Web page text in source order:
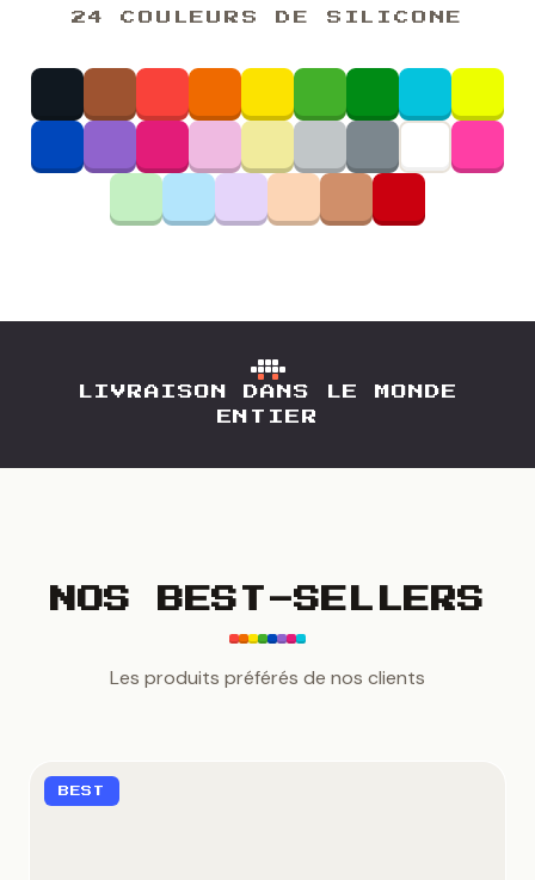
24 COULEURS DE SILICONE
LIVRAISON DANS LE MONDE
ENTIER
NOS BEST-SELLERS
Les produits préférés de nos clients
BEST